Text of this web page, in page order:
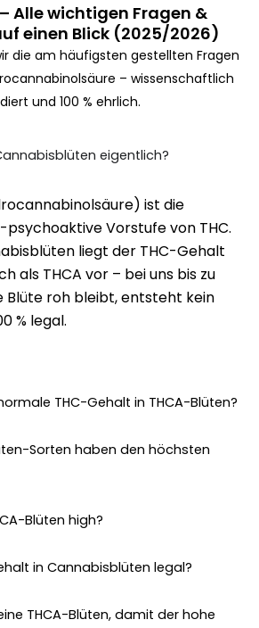
– Alle wichtigen Fragen &
einen Blick (2025/2026)
die am häufigsten gestellten Fragen
– wissenschaftlich
und 100 % ehrlich.
eigentlich?
ist die
Vorstufe von THC.
liegt der THC-Gehalt
als THCA vor – bei uns bis zu
Blüte roh bleibt, entsteht kein
% legal.
THC-Gehalt in THCA-Blüten?
Sorten haben den höchsten
Blüten high?
in Cannabisblüten legal?
THCA-Blüten, damit der hohe